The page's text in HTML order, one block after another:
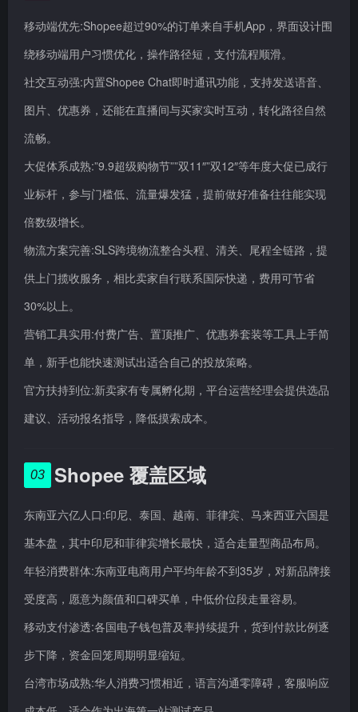
移动端优先:Shopee超过90%的订单来自手机App，界面设计围
绕移动端用户习惯优化，操作路径短，支付流程顺滑。
社交互动强:内置Shopee Chat即时通讯功能，支持发送语音、
图片、优惠券，还能在直播间与买家实时互动，转化路径自然
流畅。
大促体系成熟:”9.9超级购物节””双11″”双12″等年度大促已成行
业标杆，参与门槛低、流量爆发猛，提前做好准备往往能实现
倍数级增长。
物流方案完善:SLS跨境物流整合头程、清关、尾程全链路，提
供上门揽收服务，相比卖家自行联系国际快递，费用可节省
30%以上。
营销工具实用:付费广告、置顶推广、优惠券套装等工具上手简
单，新手也能快速测试出适合自己的投放策略。
官方扶持到位:新卖家有专属孵化期，平台运营经理会提供选品
建议、活动报名指导，降低摸索成本。
03 Shopee 覆盖区域
东南亚六亿人口:印尼、泰国、越南、菲律宾、马来西亚六国是
基本盘，其中印尼和菲律宾增长最快，适合走量型商品布局。
年轻消费群体:东南亚电商用户平均年龄不到35岁，对新品牌接
受度高，愿意为颜值和口碑买单，中低价位段走量容易。
移动支付渗透:各国电子钱包普及率持续提升，货到付款比例逐
步下降，资金回笼周期明显缩短。
台湾市场成熟:华人消费习惯相近，语言沟通零障碍，客服响应